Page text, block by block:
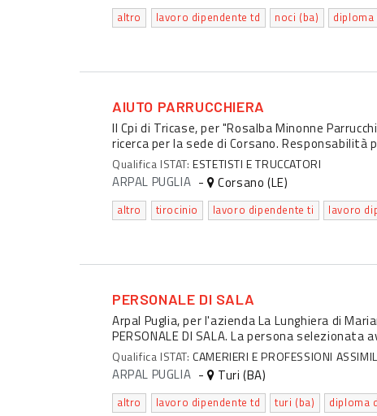
altro lavoro dipendente td noci (ba)
AIUTO PARRUCCHIERA
Il Cpi di Tricase, per "Rosalba Minonne
ricerca per la sede di Corsano. Responsabilità
Qualifica ISTAT: ESTETISTI E TRUCCATORI
ARPAL PUGLIA - Corsano (LE)
altro tirocinio lavoro dipendente ti lavoro
PERSONALE DI SALA
Arpal Puglia, per l'azienda La Lunghiera di
PERSONALE DI SALA. La persona
Qualifica ISTAT: CAMERIERI E PROFESSIONI
ARPAL PUGLIA - Turi (BA)
altro lavoro dipendente td turi (ba)